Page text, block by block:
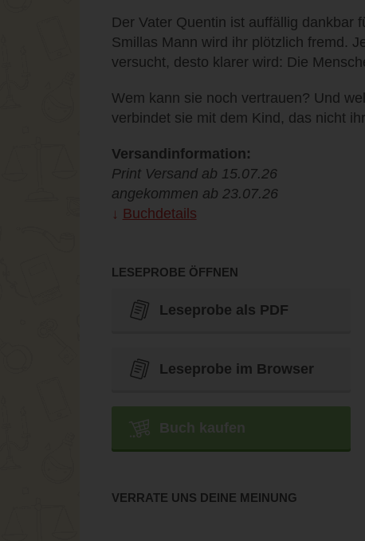
Der Vater Quentin ist auffällig dankbar
Smillas Mann wird ihr plötzlich fremd.
versucht, desto klarer wird: Die
Wem kann sie noch vertrauen? Und
verbindet sie mit dem Kind, das nicht
Versandinformation:
Print Versand ab 15.07.26
angekommen ab 23.07.26
Buchdetails
LESEPROBE ÖFFNEN
Leseprobe als PDF
Leseprobe im Browser
Buch kaufen
VERRATE UNS DEINE MEINUNG